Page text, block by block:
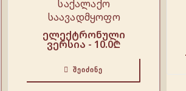
საქალაქო
საავადმყოფო
ელექტრონული
ვერსია - 10.0₾
ᲨᲔᲘᲫᲘᲜᲔ